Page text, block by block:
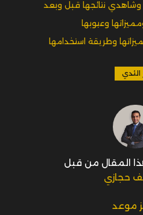
وشاهدي نتائجها قبل وبعد
وعيوبها
وطريقة استخدامها
الثدي
المقال من قبل
حجازي
موعد